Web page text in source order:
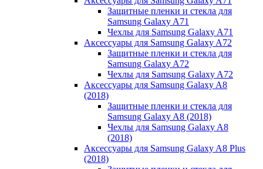
Защитные пленки и стекла для
Samsung Galaxy A71
Чехлы для Samsung Galaxy A71
Аксессуары для Samsung Galaxy A72
Защитные пленки и стекла для
Samsung Galaxy A72
Чехлы для Samsung Galaxy A72
Аксессуары для Samsung Galaxy A8
(2018)
Защитные пленки и стекла для
Samsung Galaxy A8 (2018)
Чехлы для Samsung Galaxy A8
(2018)
Аксессуары для Samsung Galaxy A8 Plus
(2018)